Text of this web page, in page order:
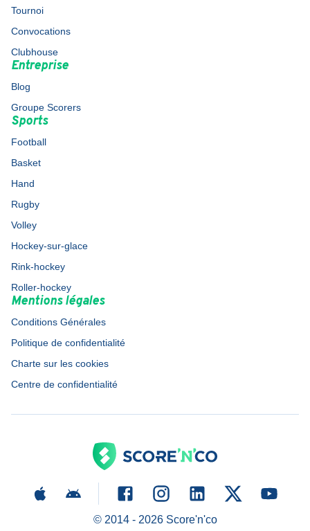
Tournoi
Convocations
Clubhouse
Entreprise
Blog
Groupe Scorers
Sports
Football
Basket
Hand
Rugby
Volley
Hockey-sur-glace
Rink-hockey
Roller-hockey
Mentions légales
Conditions Générales
Politique de confidentialité
Charte sur les cookies
Centre de confidentialité
© 2014 - 2026Score'n'co